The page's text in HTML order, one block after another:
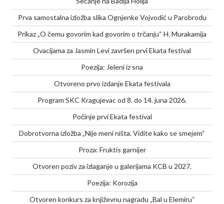
Prva samostalna izložba slika Ognjenke Vojvodić u Parobrodu
Prikaz „O čemu govorim kad govorim o trčanju“ H. Murakamija
Ovacijama za Jasmin Levi završen prvi Ekata festival
Poezija: Jeleni iz sna
Otvoreno prvo izdanje Ekata festivala
Program SKC Kragujevac od 8. do 14. juna 2026.
Počinje prvi Ekata festival
Dobrotvorna izložba „Nije meni ništa. Vidite kako se smejem“
Proza: Fruktis garnijer
Otvoren poziv za izlaganje u galerijama KCB u 2027.
Poezija: Korozija
Otvoren konkurs za književnu nagradu „Bal u Elemiru“